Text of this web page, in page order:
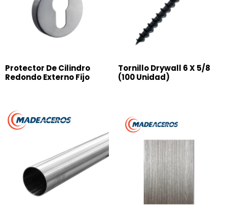
Protector De Cilindro
Redondo Externo Fijo
Tornillo Drywall 6 X 5/8
(100 Unidad)